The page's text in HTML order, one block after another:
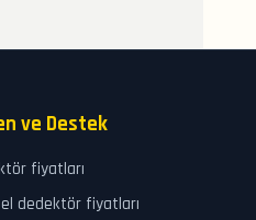
ve Destek
fiyatları
dedektör fiyatları